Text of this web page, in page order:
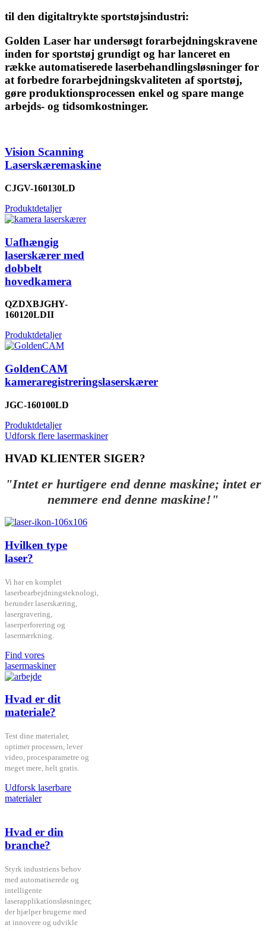
til den digitaltrykte sportstøjsindustri:
Golden Laser har undersøgt forarbejdningskravene
inden for sportstøj grundigt og har lanceret en
række automatiserede laserbehandlingsløsninger for
at forbedre forarbejdningskvaliteten af ​​sportstøj,
gøre produktionsprocessen enkel og spare mange
arbejds- og tidsomkostninger.
Vision Scanning
Laserskæremaskine
CJGV-160130LD
Produktdetaljer
Uafhængig
laserskærer med
dobbelt
hovedkamera
QZDXBJGHY-
160120LDII
Produktdetaljer
GoldenCAM
kameraregistreringslaserskærer
JGC-160100LD
Produktdetaljer
Udforsk flere lasermaskiner
HVAD KLIENTER SIGER?
"Intet er hurtigere end denne maskine; intet er
nemmere end denne maskine!"
Hvilken type
laser?
Vi har en komplet
laserbearbejdningsteknologi,
herunder laserskæring,
lasergravering,
laserperforering og
lasermærkning.
Find vores
lasermaskiner
Hvad er dit
materiale?
Test dine materialer,
optimer processen, lever
video, procesparametre og
meget mere, helt gratis.
Udforsk laserbare
materialer
Hvad er din
branche?
Styrk industriens behov
med automatiserede og
intelligente
laserapplikationsløsninger,
der hjælper brugerne med
at innovere og udvikle